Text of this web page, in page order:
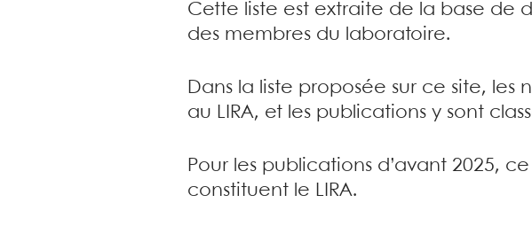
Cette liste est extraite de la base de
des membres du laboratoire.
Dans la liste proposée sur ce site,
au LIRA, et les publications y sont
Pour les publications d’avant 2025,
constituent le LIRA.